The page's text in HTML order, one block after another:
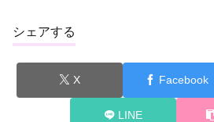
シェアする
X Facebook
LINE